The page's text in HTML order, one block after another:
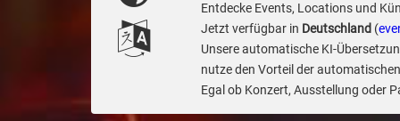
Entdecke Events, Locations und
Jetzt verfügbar in Deutschland (
Unsere automatische KI-
nutze den Vorteil der
Egal ob Konzert, Ausstellung oder